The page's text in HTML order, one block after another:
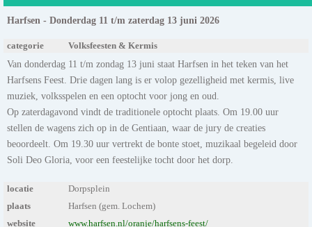
Harfsen - Donderdag 11 t/m zaterdag 13 juni 2026
categorie Volksfeesten & Kermis
Van donderdag 11 t/m zondag 13 juni staat Harfsen in het teken van het
Harfsens Feest. Drie dagen lang is er volop gezelligheid met kermis, live
muziek, volksspelen en een optocht voor jong en oud.
Op zaterdagavond vindt de traditionele optocht plaats. Om 19.00 uur
stellen de wagens zich op in de Gentiaan, waar de jury de creaties
beoordeelt. Om 19.30 uur vertrekt de bonte stoet, muzikaal begeleid door
Soli Deo Gloria, voor een feestelijke tocht door het dorp.
locatie
Dorpsplein
plaats
Harfsen (gem. Lochem)
website
www.harfsen.nl/oranje/harfsens-feest/